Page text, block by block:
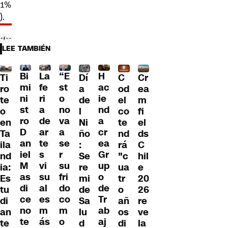
1%
).
LEE TAMBIÉN
Ti
ro
te
o
en
Ta
ila
nd
ia:
Es
tu
di
an
te
Bi
mi
ni
st
ro
D
an
iel
M
as
di
ce
no
te
La
fe
ri
a
de
ar
te
s
vi
su
al
es
m
ás
“E
st
o
no
va
a
se
r
su
fri
do
co
m
o
Dí
a
de
l
Ni
ño
:
Se
re
mi
de
Sa
lu
d
H
ac
ie
nd
a
cr
ea
Gr
up
o
de
Tr
ab
aj
C
od
el
co
te
nd
rá
"c
ua
tr
o
añ
os
di
Cr
ea
m
fi
el
ds
C
hil
e
20
26
re
ve
la